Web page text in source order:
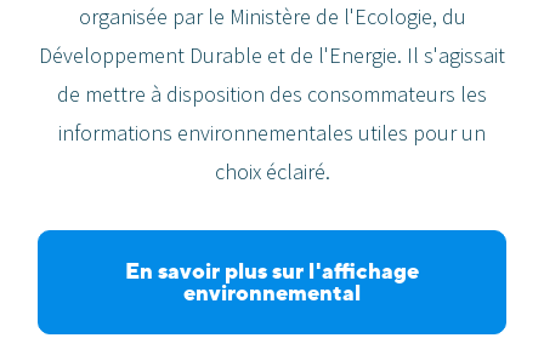
organisée par le Ministère de l'Ecologie, du
Développement Durable et de l'Energie. Il s'agissait
de mettre à disposition des consommateurs les
informations environnementales utiles pour un
choix éclairé.
En savoir plus sur l'affichage
environnemental